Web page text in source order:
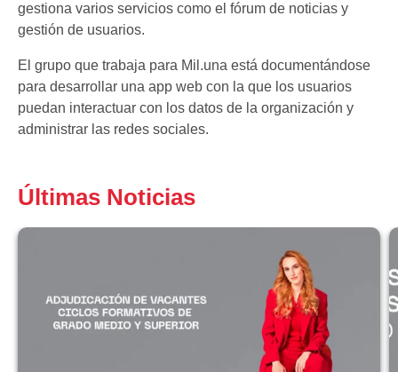
gestiona varios servicios como el fórum de noticias y
gestión de usuarios.
El grupo que trabaja para Mil.una está documentándose
para desarrollar una app web con la que los usuarios
puedan interactuar con los datos de la organización y
administrar las redes sociales.
Últimas Noticias